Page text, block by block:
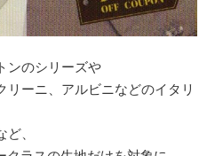
ンのシリーズや
リーニ、アルビニなどのイタリ
、